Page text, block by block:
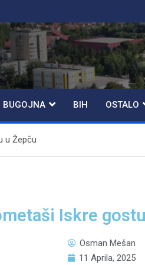
BUGOJNA BIH OSTALO
u Žepču
Iskre
Osman Mešan
11 Aprila, 2025